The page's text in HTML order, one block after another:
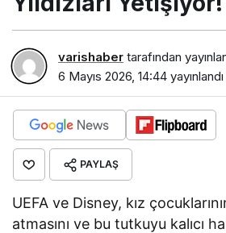
varishaber tarafından
6 Mayıs 2026, 14:44 yayınlandı
PAYLAŞ
UEFA ve Disney, kız
atmasını ve bu tutkuyu kalıcı